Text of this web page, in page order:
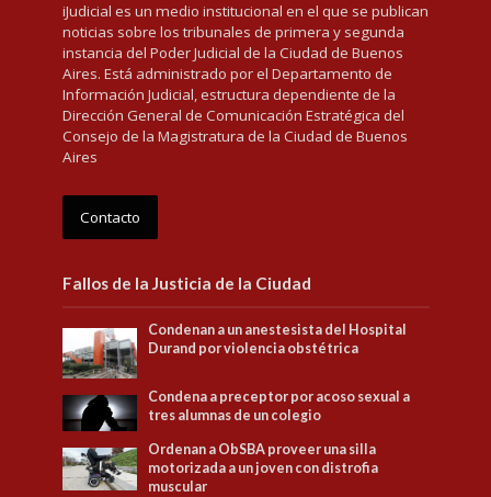
iJudicial es un medio institucional en el que se publican
noticias sobre los tribunales de primera y segunda
instancia del Poder Judicial de la Ciudad de Buenos
Aires. Está administrado por el Departamento de
Información Judicial, estructura dependiente de la
Dirección General de Comunicación Estratégica del
Consejo de la Magistratura de la Ciudad de Buenos
Aires
Contacto
Fallos de la Justicia de la Ciudad
Condenan a un anestesista del Hospital
Durand por violencia obstétrica
Condena a preceptor por acoso sexual a
tres alumnas de un colegio
Ordenan a ObSBA proveer una silla
motorizada a un joven con distrofia
muscular